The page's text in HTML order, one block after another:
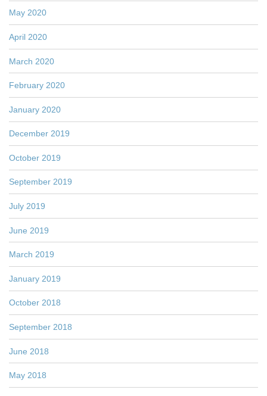
May 2020
April 2020
March 2020
February 2020
January 2020
December 2019
October 2019
September 2019
July 2019
June 2019
March 2019
January 2019
October 2018
September 2018
June 2018
May 2018